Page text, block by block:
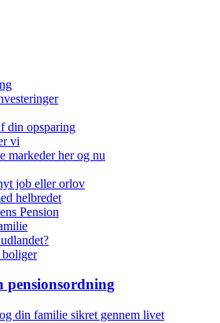
din opsparing
vi
markeder her og nu
job eller orlov
helbredet
Pension
pensionsordning
din familie sikret gennem livet